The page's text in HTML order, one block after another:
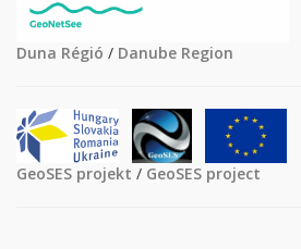
Duna Régió / Danube Region
GeoSES projekt / GeoSES project